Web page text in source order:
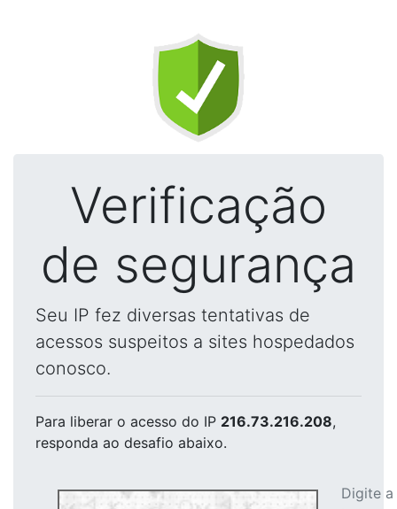
Verificação
de segurança
Seu IP fez diversas tentativas de
acessos suspeitos a sites hospedados
conosco.
Para liberar o acesso do IP 216.73.216.208,
responda ao desafio abaixo.
Digite